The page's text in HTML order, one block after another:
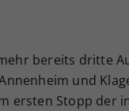
bereits dritte
und
ersten Stopp der